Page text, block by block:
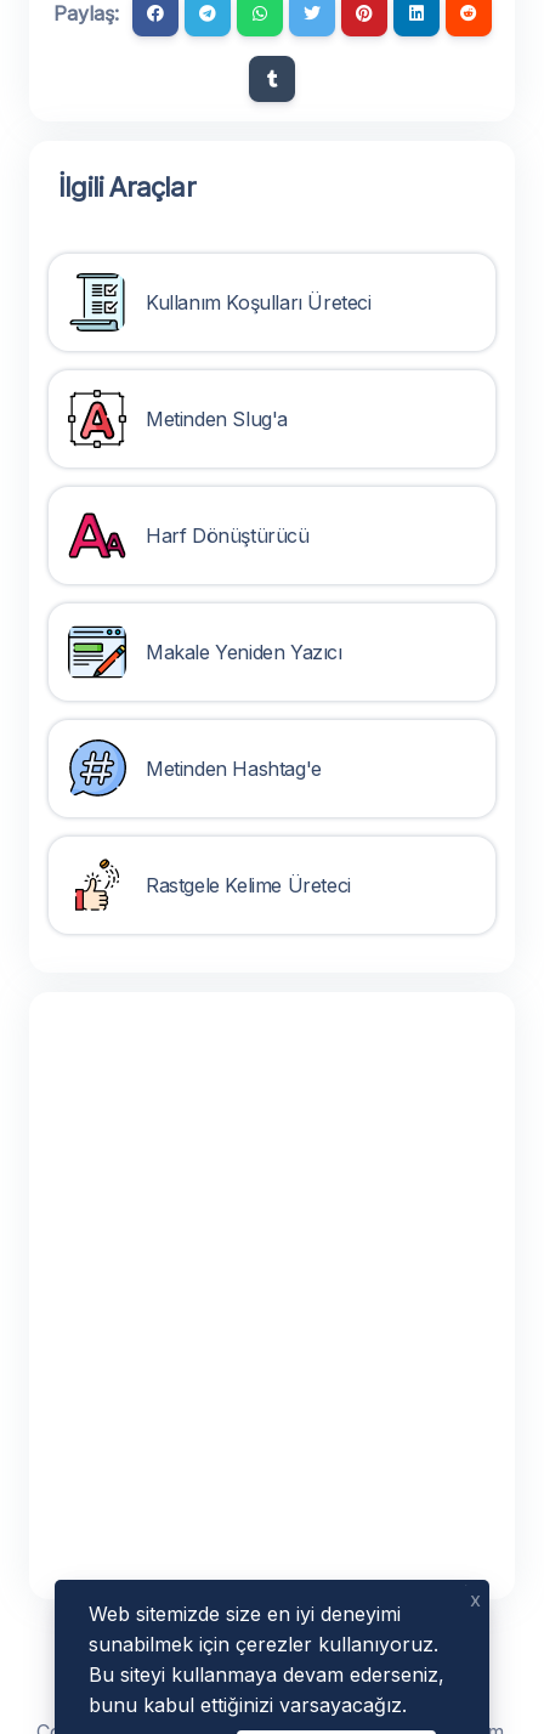
Paylaş:
İlgili Araçlar
Kullanım Koşulları Üreteci
Metinden Slug'a
Harf Dönüştürücü
Makale Yeniden Yazıcı
Metinden Hashtag'e
Rastgele Kelime Üreteci
Web sitemizde size en iyi deneyimi
sunabilmek için çerezler kullanıyoruz.
Bu siteyi kullanmaya devam ederseniz,
bunu kabul ettiğinizi varsayacağız.
x